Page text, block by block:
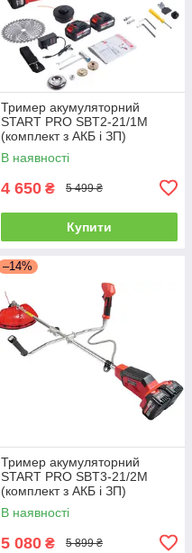
Тример акумуляторний
START PRO SBT2-21/1M
(комплект з АКБ і ЗП)
В наявності
4 650 ₴ 5 499 ₴
Купити
–14%
Тример акумуляторний
START PRO SBT3-21/2M
(комплект з АКБ і ЗП)
В наявності
5 080 ₴ 5 899 ₴